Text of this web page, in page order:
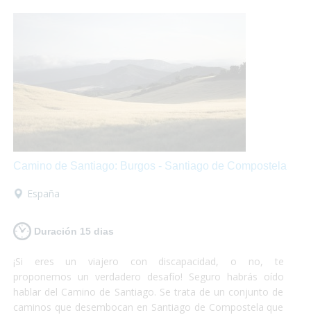
Camino de Santiago: Burgos - Santiago de Compostela
España
Duración 15 dias
¡Si eres un viajero con discapacidad, o no, te
proponemos un verdadero desafío! Seguro habrás oído
hablar del Camino de Santiago. Se trata de un conjunto de
caminos que desembocan en Santiago de Compostela que